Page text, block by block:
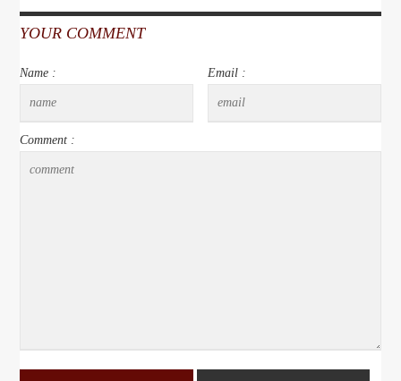
YOUR COMMENT
Name : Email :
Comment :